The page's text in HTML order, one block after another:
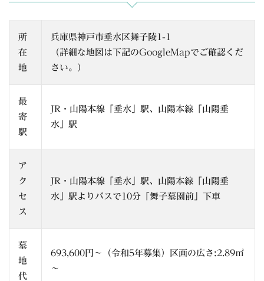
所
在
地
兵庫県神戸市垂水区舞子陵1-1
（詳細な地図は下記のGoogleMapでご確認くだ
さい。）
最
寄
駅
JR・山陽本線「垂水」駅、山陽本線「山陽垂
水」駅
ア
ク
セ
ス
JR・山陽本線「垂水」駅、山陽本線「山陽垂
水」駅よりバスで10分「舞子墓園前」下車
墓
地
代
693,600円～（令和5年募集）区画の広さ:2.89㎡
～